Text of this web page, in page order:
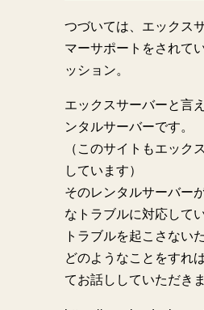
つづいては、エックス
マーサポートをされて
ッション。
エックスサーバーと言
ンタルサーバーです。
（このサイトもエック
しています）
そのレンタルサーバー
なトラブルに対応して
トラブルを起こさない
どのようなことをすれ
てお話ししていただきま